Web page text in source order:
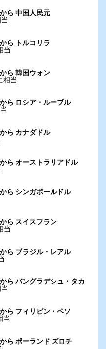
ら 中国人民元
ら トルコリラ
当
ら 韓国ウォン
相当
ら ロシア・ルーブル
ら カナダドル
ら オーストラリアドル
ら シンガポールドル
ら スイスフラン
当
ら ブラジル・レアル
ら バングラデシュ・タカ
ら フィリピン・ペソ
当
ら ポーランド ズロチ